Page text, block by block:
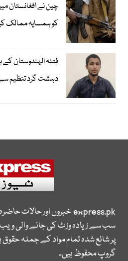
چین نے افغانستان
کو ہمسایہ ممالک
فتنہ الہندوستان کے
دہشت گرد تنظیم سے
express.pkخبروں اور حالات
سب سے زیادہ وزٹ کی جانے والی
پر شائع شدہ تمام مواد کے جملہ
گروپ محفوظ ہیں۔